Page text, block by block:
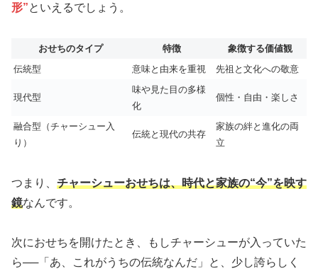
形”といえるでしょう。
おせちのタイプ 特徴
象徴する価値観
伝統型
意味と由来を重視 先祖と文化への敬意
現代型
味や見た目の多様
化
個性・自由・楽しさ
融合型（チャーシュー入
り）
伝統と現代の共存
家族の絆と進化の両
立
つまり、 チャーシューおせちは、時代と家族の“今”を映す
鏡なんです。
次におせちを開けたとき、もしチャーシューが入っていた
ら──「あ、これがうちの伝統なんだ」と、少し誇らしく